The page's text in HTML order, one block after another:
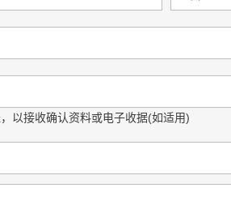
以接收确认资料或电子收据(如适用)